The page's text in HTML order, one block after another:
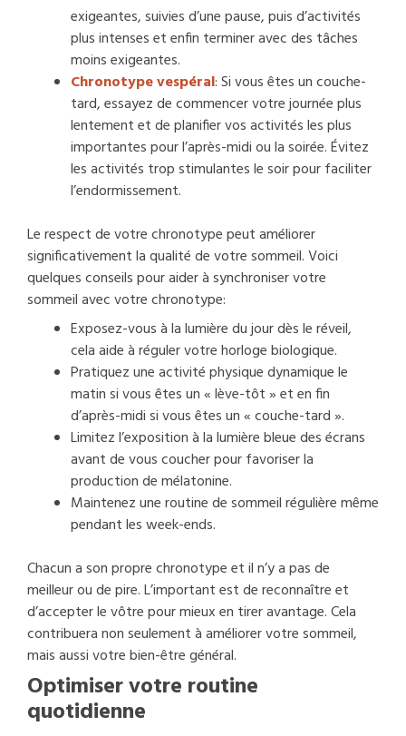
exigeantes, suivies d’une pause, puis d’activités
plus intenses et enfin terminer avec des tâches
moins exigeantes.
Chronotype vespéral: Si vous êtes un couche-
tard, essayez de commencer votre journée plus
lentement et de planifier vos activités les plus
importantes pour l’après-midi ou la soirée. Évitez
les activités trop stimulantes le soir pour faciliter
l’endormissement.
Le respect de votre chronotype peut améliorer
significativement la qualité de votre sommeil. Voici
quelques conseils pour aider à synchroniser votre
sommeil avec votre chronotype:
Exposez-vous à la lumière du jour dès le réveil,
cela aide à réguler votre horloge biologique.
Pratiquez une activité physique dynamique le
matin si vous êtes un « lève-tôt » et en fin
d’après-midi si vous êtes un « couche-tard ».
Limitez l’exposition à la lumière bleue des écrans
avant de vous coucher pour favoriser la
production de mélatonine.
Maintenez une routine de sommeil régulière même
pendant les week-ends.
Chacun a son propre chronotype et il n’y a pas de
meilleur ou de pire. L’important est de reconnaître et
d’accepter le vôtre pour mieux en tirer avantage. Cela
contribuera non seulement à améliorer votre sommeil,
mais aussi votre bien-être général.
Optimiser votre routine
quotidienne